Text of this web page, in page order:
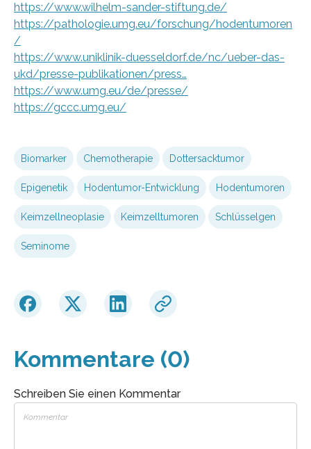
https://www.wilhelm-sander-stiftung.de/
https://pathologie.umg.eu/forschung/hodentumoren
/
https://www.uniklinik-duesseldorf.de/nc/ueber-das-
ukd/presse-publikationen/press…
https://www.umg.eu/de/presse/
https://gccc.umg.eu/
Biomarker Chemotherapie Dottersacktumor
Epigenetik Hodentumor-Entwicklung Hodentumoren
Keimzellneoplasie Keimzelltumoren Schlüsselgen
Seminome
Kommentare (0)
Schreiben Sie einen Kommentar